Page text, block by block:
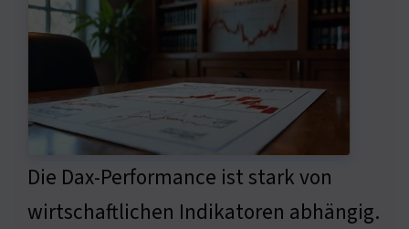
Die Dax-Performance ist stark von
wirtschaftlichen Indikatoren abhängig.